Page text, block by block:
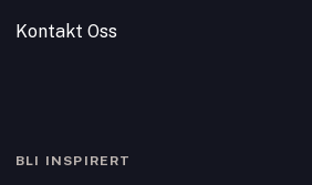
Kontakt Oss
BLI INSPIRERT